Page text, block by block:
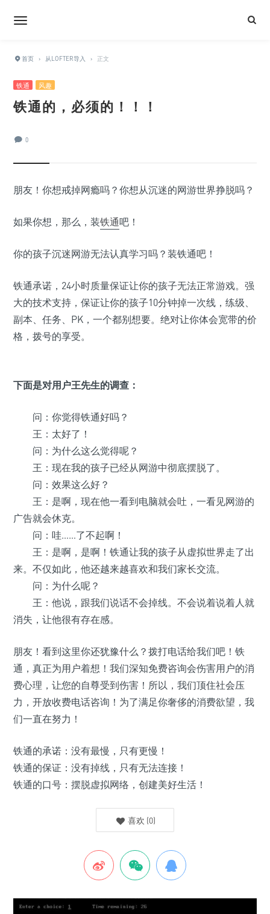
首页 › 从LOFTER导入 › 正文
铁通 风趣
铁通的，必须的！！！
0
朋友！你想戒掉网瘾吗？你想从沉迷的网游世界挣脱吗？
如果你想，那么，装铁通吧！
你的孩子沉迷网游无法认真学习吗？装铁通吧！
铁通承诺，24小时质量保证让你的孩子无法正常游戏。强
大的技术支持，保证让你的孩子10分钟掉一次线，练级、
副本、任务、PK，一个都别想要。绝对让你体会宽带的价
格，拨号的享受。
下面是对用户王先生的调查：
问：你觉得铁通好吗？
王：太好了！
问：为什么这么觉得呢？
王：现在我的孩子已经从网游中彻底摆脱了。
问：效果这么好？
王：是啊，现在他一看到电脑就会吐，一看见网游的
广告就会休克。
问：哇……了不起啊！
王：是啊，是啊！铁通让我的孩子从虚拟世界走了出
来。不仅如此，他还越来越喜欢和我们家长交流。
问：为什么呢？
王：他说，跟我们说话不会掉线。不会说着说着人就
消失，让他很有存在感。
朋友！看到这里你还犹豫什么？拨打电话给我们吧！铁
通，真正为用户着想！我们深知免费咨询会伤害用户的消
费心理，让您的自尊受到伤害！所以，我们顶住社会压
力，开放收费电话咨询！为了满足你奢侈的消费欲望，我
们一直在努力！
铁通的承诺：没有最慢，只有更慢！
铁通的保证：没有掉线，只有无法连接！
铁通的口号：摆脱虚拟网络，创建美好生活！
喜欢 (0)